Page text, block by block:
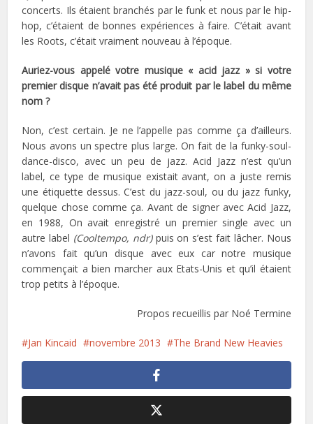
concerts. Ils étaient branchés par le funk et nous par le hip-
hop, c’étaient de bonnes expériences à faire. C’était avant
les Roots, c’était vraiment nouveau à l’époque.
Auriez-vous appelé votre musique « acid jazz » si votre
premier disque n’avait pas été produit par le label du même
nom ?
Non, c’est certain. Je ne l’appelle pas comme ça d’ailleurs.
Nous avons un spectre plus large. On fait de la funky-soul-
dance-disco, avec un peu de jazz. Acid Jazz n’est qu’un
label, ce type de musique existait avant, on a juste remis
une étiquette dessus. C’est du jazz-soul, ou du jazz funky,
quelque chose comme ça. Avant de signer avec Acid Jazz,
en 1988, On avait enregistré un premier single avec un
autre label (Cooltempo, ndr) puis on s’est fait lâcher. Nous
n’avons fait qu’un disque avec eux car notre musique
commençait a bien marcher aux Etats-Unis et qu’il étaient
trop petits à l’époque.
Propos recueillis par Noé Termine
Jan Kincaid novembre 2013 The Brand New Heavies